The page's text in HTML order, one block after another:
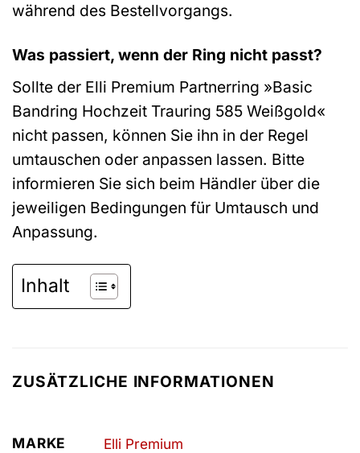
während des Bestellvorgangs.
Was passiert, wenn der Ring nicht passt?
Sollte der Elli Premium Partnerring »Basic
Bandring Hochzeit Trauring 585 Weißgold«
nicht passen, können Sie ihn in der Regel
umtauschen oder anpassen lassen. Bitte
informieren Sie sich beim Händler über die
jeweiligen Bedingungen für Umtausch und
Anpassung.
Inhalt
ZUSÄTZLICHE INFORMATIONEN
MARKE Elli Premium